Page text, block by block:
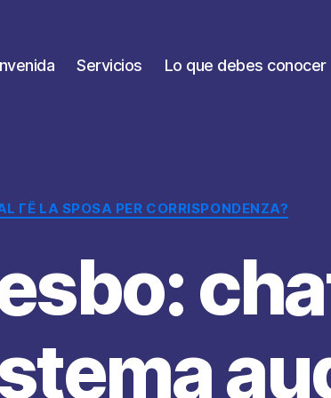
Servicios Lo que debes conocer
Categorías
ГЁ LA SPOSA PER CORRISPONDENZA?